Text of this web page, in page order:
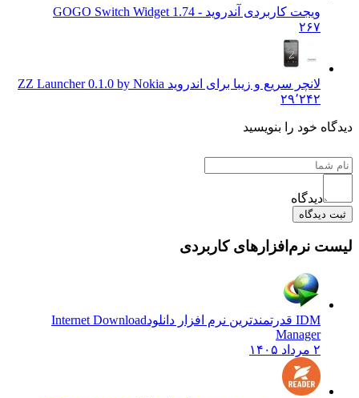
ویجت کاربردی آندروید - GO GO Switch Widget 1.74
۲۶۷
لانچر سریع و زیبا برای اندروید ZZ Launcher 0.1.0 by Nokia
۲۹٬۲۴۲
خود را بنویسید
دیدگاه
ثبت دیدگاه
نرم‌افزارهای کاربردی
IDM قدرتمندترین نرم افزار دانلود
Internet Download
Manager